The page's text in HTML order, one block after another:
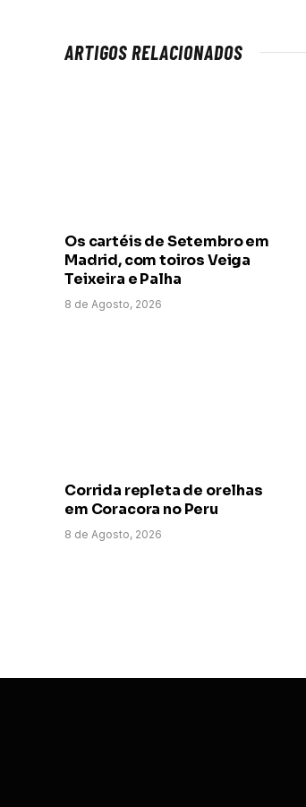
ARTIGOS RELACIONADOS
Os cartéis de Setembro em
Madrid, com toiros Veiga
Teixeira e Palha
8 de Agosto, 2026
Corrida repleta de orelhas
em Coracora no Peru
8 de Agosto, 2026